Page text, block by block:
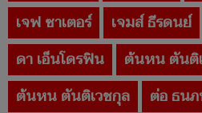
เจฟ ซาเตอร์
เจมส์ ธีรดนย์
ดา เอ็นโดรฟิน
ต้นหน ตันติ
ต้นหน ตันติเวชกุล
ต่อ ธน